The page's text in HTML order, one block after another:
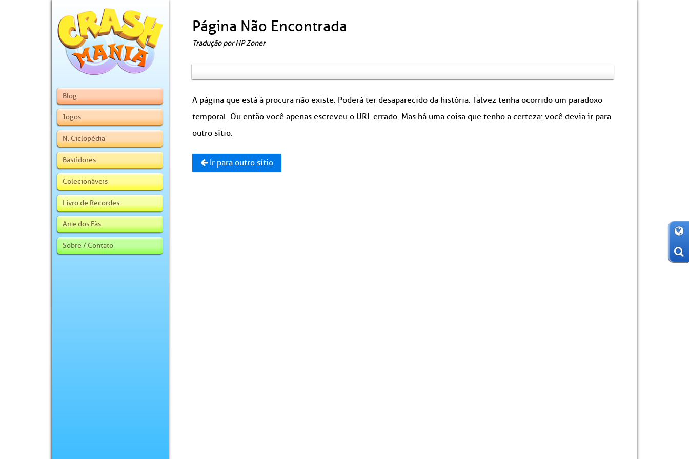
Blog
Jogos
N. Ciclopédia
Bastidores
Colecionáveis
Livro de Recordes
Arte dos Fãs
Sobre / Contato
Página Não Encontrada
Tradução por HP Zoner
A página que está à procura não existe. Poderá ter desaparecido da história. Talvez tenha ocorrido um paradoxo
temporal. Ou então você apenas escreveu o URL errado. Mas há uma coisa que tenho a certeza: você devia ir para
outro sítio.
Ir para outro sítio